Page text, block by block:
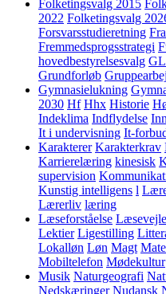
Folketingsvalg 2015
2022 Folketingsvalg
Forsvarsstudieretning
Fremmedsprogsstrategi
hovedbestyrelsesvalg
Grundforløb
Gymnasielukning
2030 Hf Hhx Historie
Indeklima Indflydelse
It i undervisning It-
Karakterer Karakterkrav
Karrierelæring kinesisk
supervision
Kunstig intelligens l
Lærerliv læring
Læseforståelse
Lektier Ligestilling
Lokalløn Løn Magt
Mobiltelefon Mødekultur
Musik Naturgeografi
Nedskæringer Nudansk